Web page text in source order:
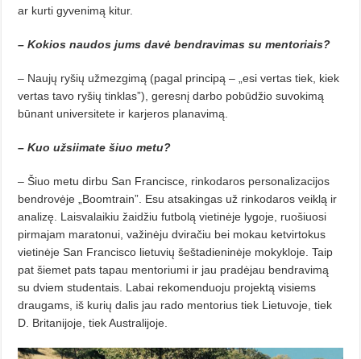
ar kurti gyvenimą kitur.
– Kokios naudos jums davė bendravimas su mentoriais?
– Naujų ryšių užmezgimą (pagal principą – „esi vertas tiek, kiek
vertas tavo ryšių tinklas”), geresnį darbo pobūdžio suvokimą
būnant universitete ir karjeros planavimą.
– Kuo užsiimate šiuo metu?
– Šiuo metu dirbu San Francisce, rinkodaros personalizacijos
bendrovėje „Boomtrain”. Esu atsakingas už rinkodaros veiklą ir
analizę. Laisvalaikiu žaidžiu futbolą vietinėje lygoje, ruošiuosi
pirmajam maratonui, važinėju dviračiu bei mokau ketvirtokus
vietinėje San Francisco lietuvių šeštadieninėje mokykloje. Taip
pat šiemet pats tapau mentoriumi ir jau pradėjau bendravimą
su dviem studentais. Labai rekomenduoju projektą visiems
draugams, iš kurių dalis jau rado mentorius tiek Lietuvoje, tiek
D. Britanijoje, tiek Australijoje.